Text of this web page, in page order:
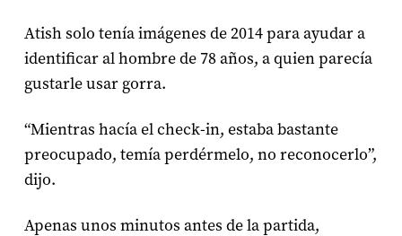
Atish solo tenía imágenes de 2014 para ayudar a
identificar al hombre de 78 años, a quien parecía
gustarle usar gorra.
“Mientras hacía el check-in, estaba bastante
preocupado, temía perdérmelo, no reconocerlo”,
dijo.
Apenas unos minutos antes de la partida,